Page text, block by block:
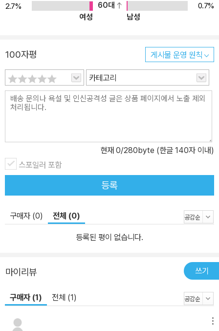
2.7%
60대
0.7%
여성
남성
100자평 게시물 운영 원칙
카테고리
현재 0/280byte (한글 140자 이내)
스포일러 포함
등록
구매자 (0) 전체 (0)
등록된 평이 없습니다.
마이리뷰 쓰기
구매자 (1) 전체 (1)